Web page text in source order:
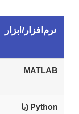
نرم‌افزار/ابزار
MATLAB
Python (با